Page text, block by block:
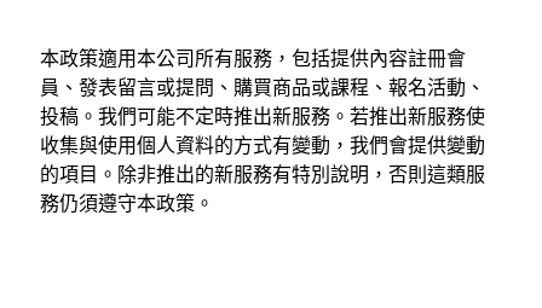
本政策適用本公司所有服務，包括提供內容註冊會
員、發表留言或提問、購買商品或課程、報名活動、
投稿。我們可能不定時推出新服務。若推出新服務使
收集與使用個人資料的方式有變動，我們會提供變動
的項目。除非推出的新服務有特別說明，否則這類服
務仍須遵守本政策。